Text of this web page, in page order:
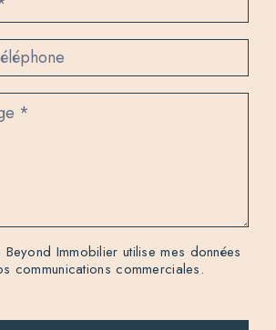
Beyond Immobilier utilise mes données
communications commerciales.